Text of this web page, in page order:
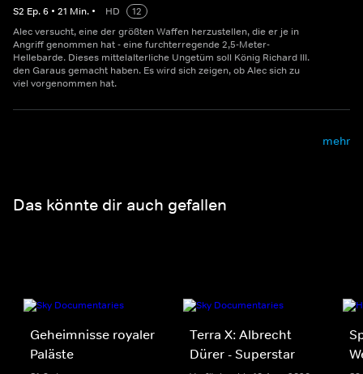
S2 Ep.6 • 21 Min. • HD
12
Alec versucht, eine der größten Waffen herzustellen, die er je in
Angriff genommen hat - eine furchterregende 2,5-Meter-
Hellebarde. Dieses mittelalterliche Ungetüm soll König Richard III.
den Garaus gemacht haben. Es wird sich zeigen, ob Alec sich zu
viel vorgenommen hat.
mehr
Das könnte dir auch gefallen
Geheimnisse royaler
Paläste
Terra X: Albrecht
Dürer - Superstar